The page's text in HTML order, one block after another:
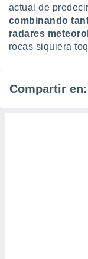
actual de
combinando
radares
rocas siquiera
Compartir en: